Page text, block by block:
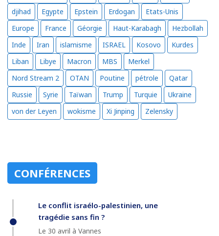
djihad
Egypte Epstein Erdogan
Etats-Unis
Europe
France Géorgie Haut-Karabagh
Hezbollah
Inde
Iran islamisme ISRAEL Kosovo
Kurdes
Liban
Libye Macron MBS
Merkel
Nord Stream 2
OTAN Poutine pétrole
Qatar
Russie
Syrie Taïwan Trump Turquie
Ukraine
von der Leyen
wokisme Xi Jinping Zelensky
CONFÉRENCES
Le conflit israélo-palestinien, une
tragédie sans fin ?
Le 30 avril à Vannes